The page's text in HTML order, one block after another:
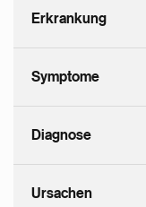
Erkrankung
Symptome
Diagnose
Ursachen